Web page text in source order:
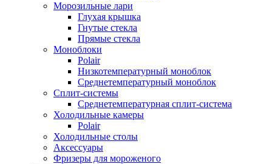
Морозильные лари
Глухая крышка
Гнутые стекла
Прямые стекла
Моноблоки
Polair
Низкотемпературный моноблок
Среднетемпературный моноблок
Сплит-системы
Среднетемпературная сплит-система
Холодильные камеры
Polair
Холодильные столы
Аксессуары
Фризеры для мороженого